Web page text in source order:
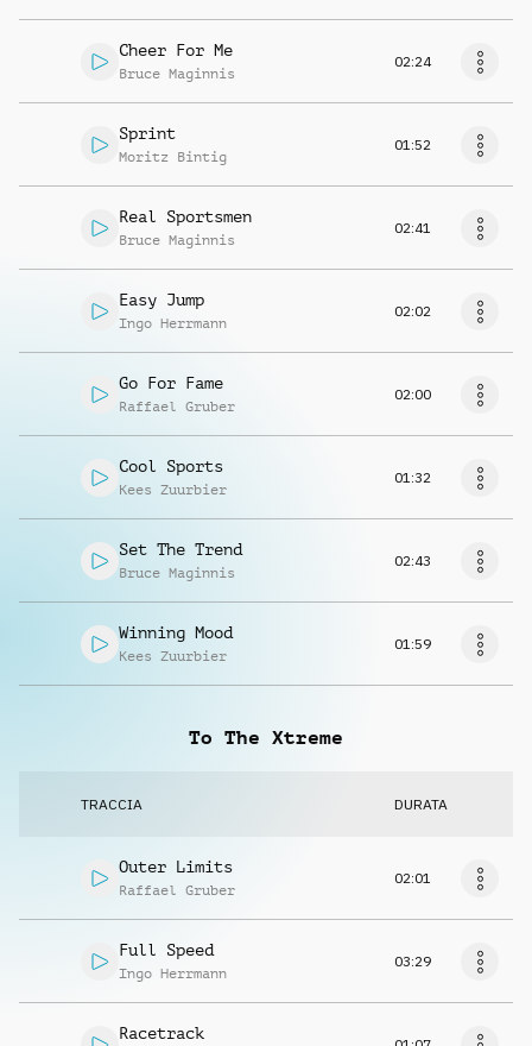
Cheer For Me
Bruce Maginnis
02:24
Sprint
Moritz Bintig
01:52
Real Sportsmen
Bruce Maginnis
02:41
Easy Jump
Ingo Herrmann
02:02
Go For Fame
Raffael Gruber
02:00
Cool Sports
Kees Zuurbier
01:32
Set The Trend
Bruce Maginnis
02:43
Winning Mood
Kees Zuurbier
01:59
To The Xtreme
TRACCIA DURATA
Outer Limits
Raffael Gruber
02:01
Full Speed
Ingo Herrmann
03:29
Racetrack